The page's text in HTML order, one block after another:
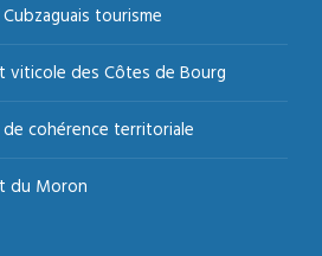
tourisme
viticole des Côtes de Bourg
de cohérence territoriale
du Moron